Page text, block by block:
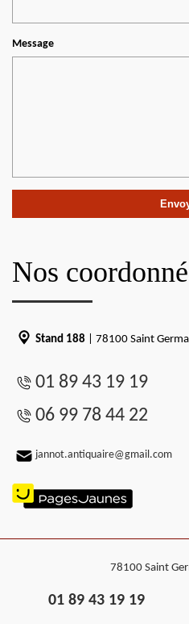
Message
Nos
Stand 188 | 78100 Saint
01 89 43 19 19
06 99 78 44 22
jannot.antiquaire@gmail.com
78100 Saint
01 89 43 19 19